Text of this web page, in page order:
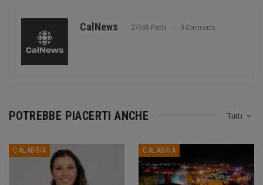
CalNews 27593 Posts 0 Comments
Tutti
POTREBBE PIACERTI ANCHE
CALABRIA CALABRIA